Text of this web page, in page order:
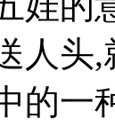
人头
的一